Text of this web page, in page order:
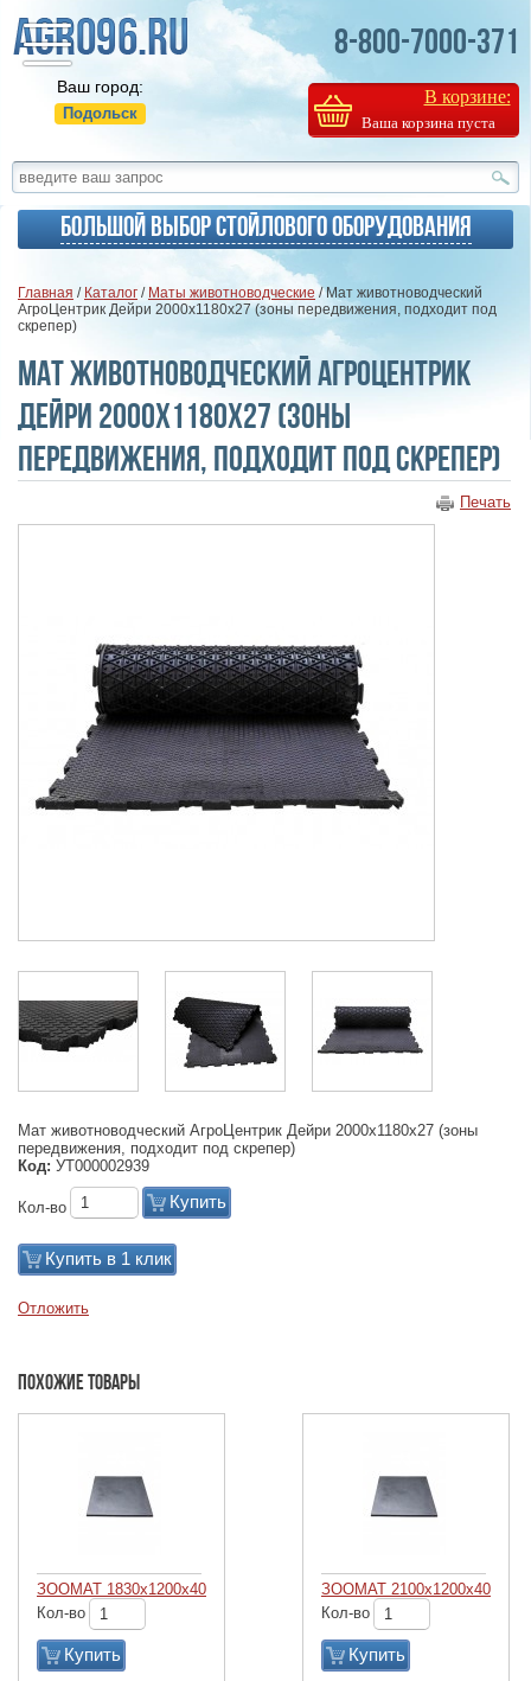
Ваш город:
Подольск
8-800-7000-371
В корзине:
Ваша корзина пуста
Большой выбор стойлового оборудования
Главная / Каталог / Маты животноводческие / Мат животноводческий
АгроЦентрик Дейри 2000х1180х27 (зоны передвижения, подходит под
скрепер)
Мат животноводческий АгроЦентрик
Дейри 2000х1180х27 (зоны
передвижения, подходит под скрепер)
Печать
Мат животноводческий АгроЦентрик Дейри 2000х1180х27 (зоны
передвижения, подходит под скрепер)
Код: УТ000002939
Кол-во Купить
Купить в 1 клик
Отложить
Похожие товары
ЗООМАТ 1830х1200х40
Кол-во
Купить
ЗООМАТ 2100х1200х40
Кол-во
Купить